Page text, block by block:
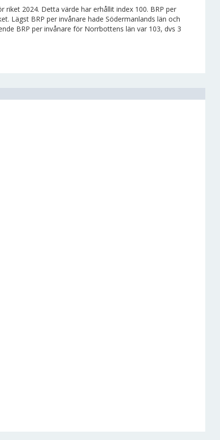
2024. Detta värde har erhållit index 100. BRP per
Lägst BRP per invånare hade Södermanlands län och
BRP per invånare för Norrbottens län var 103, dvs 3